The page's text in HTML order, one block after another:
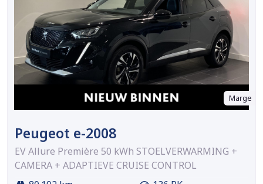
Marge
Peugeot e-2008
EV Allure Première 50 kWh STOELVERWARMING +
CAMERA + ADAPTIEVE CRUISE CONTROL